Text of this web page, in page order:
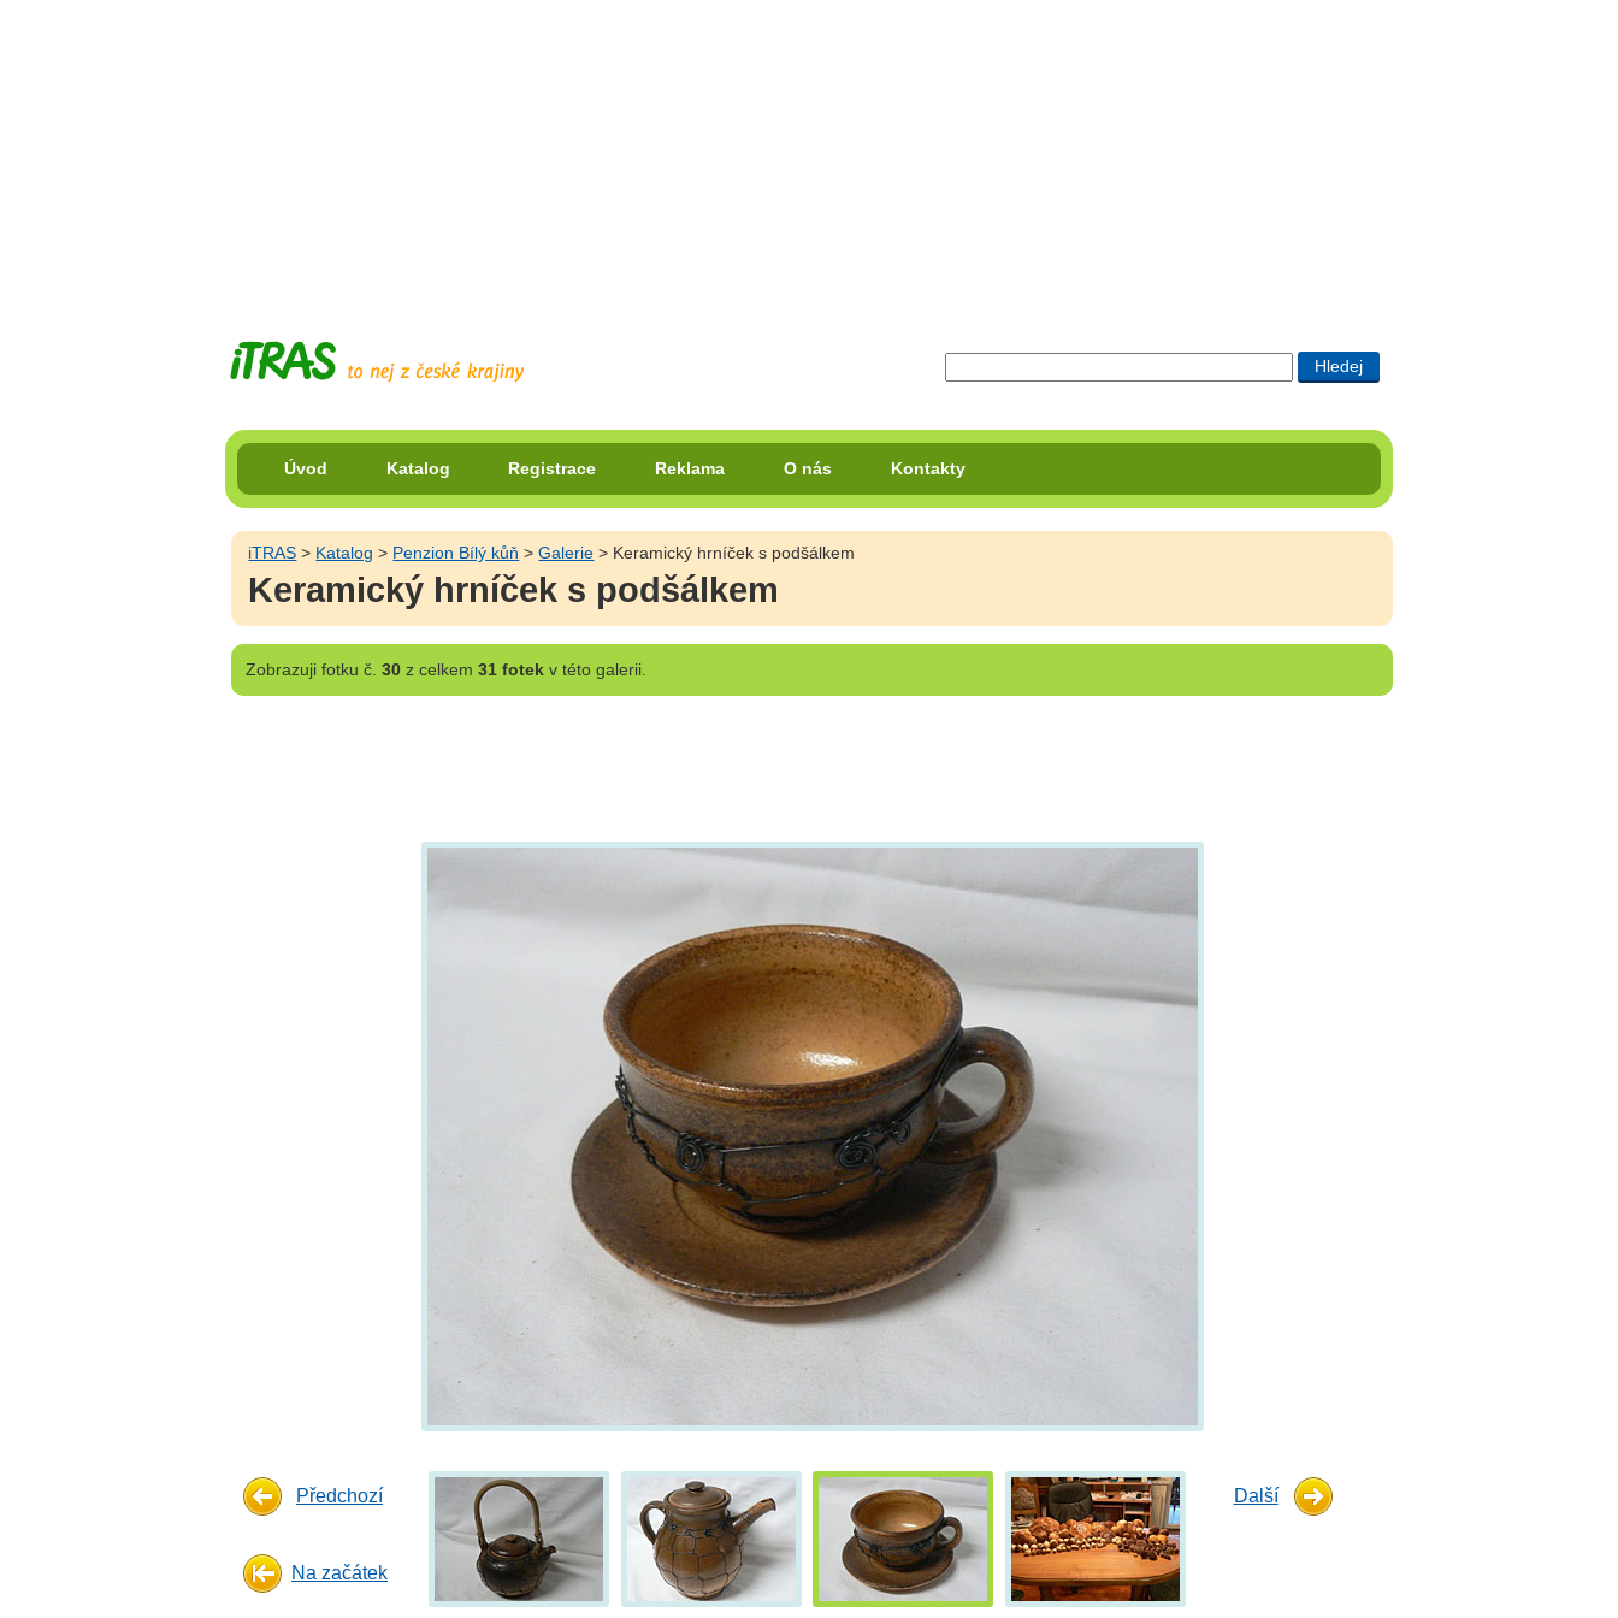
Úvod Katalog Registrace Reklama O nás Kontakty
iTRAS > Katalog > Penzion Bílý kůň >Galerie > Keramický hrníček s podšálkem
Keramický hrníček s podšálkem
Zobrazujifotku č. 30z celkem 31 fotekv této galerii.
Předchozí
Na začátek
Další